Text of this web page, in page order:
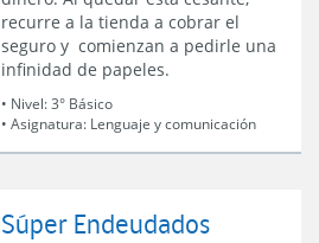
recurre a la tienda a cobrar el
seguro y comienzan a pedirle una
infinidad de papeles.
• Nivel:3° Básico
• Asignatura: Lenguaje y comunicación
Súper Endeudados